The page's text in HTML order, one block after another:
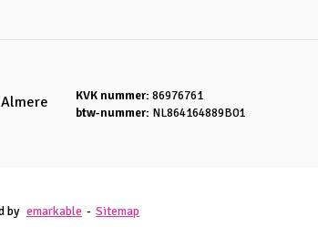
Almere KVK nummer: 86976761
btw-nummer: NL864164889B01
by emarkable - Sitemap